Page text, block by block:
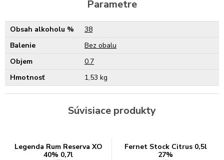
Parametre
Obsah alkoholu %
38
Balenie
Bez obalu
Objem
0.7
Hmotnosť
1,53 kg
Súvisiace produkty
Legenda Rum Reserva XO
40% 0,7l
Fernet Stock Citrus 0,5l
27%